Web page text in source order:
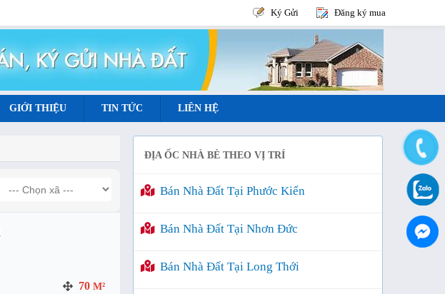
Ký Gửi Đăng ký mua
GIỚI THIỆU TIN TỨC LIÊN HỆ
70M²
ĐỊA ỐC NHÀ BÈ THEO VỊ TRÍ
Bán Nhà Đất Tại Phước Kiển
Bán Nhà Đất Tại Nhơn Đức
Bán Nhà Đất Tại Long Thới